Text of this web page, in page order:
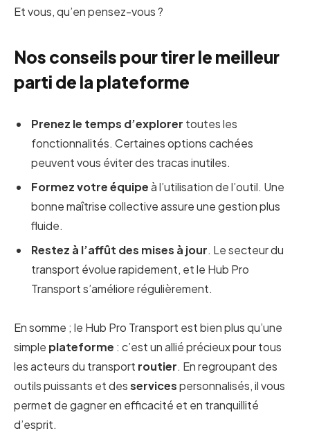
Et vous, qu’en pensez-vous ?
Nos conseils pour tirer le meilleur
parti de la plateforme
Prenez le temps d’explorer toutes les
fonctionnalités. Certaines options cachées
peuvent vous éviter des tracas inutiles.
Formez votre équipeà l’utilisation de l’outil. Une
bonne maîtrise collective assure une gestion plus
fluide.
Restez à l’affût des mises à jour. Le secteur du
transport évolue rapidement, et le Hub Pro
Transport s’améliore régulièrement.
En somme ; le Hub Pro Transport est bien plus qu’une
simple plateforme : c’est un allié précieux pour tous
les acteurs du transport routier. En regroupant des
outils puissants et desservicespersonnalisés, il vous
permet de gagner en efficacité et en tranquillité
d’esprit.